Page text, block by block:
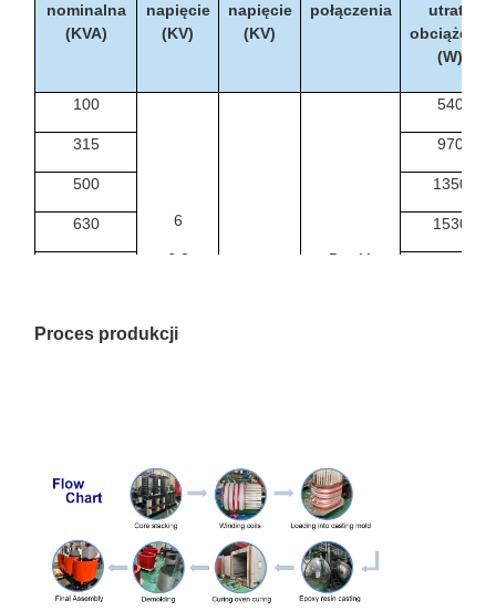
nominalna
(KVA)
napięcie
(KV)
napięcie
(KV)
połączenia
utraty
obciążenia
(W)
100
6
6.3
10.5
Dyn11
540
315 970
500 1350
630 1530
1600
Proces produkcji